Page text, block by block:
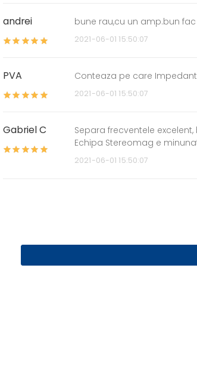
andrei bune rau,cu un amp.bun
2021-06-01 15:50:07
PVA Conteaza pe care
2021-06-01 15:50:07
Gabriel C
Separa frecventele
Echipa Stereomag e
2021-06-01 15:50:07